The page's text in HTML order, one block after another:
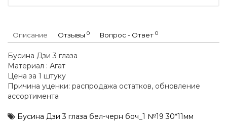
Описание Отзывы 0 Вопрос - Ответ 0
Бусина Дзи 3 глаза
Материал : Агат
Цена за 1 штуку
Причина уценки: распродажа остатков, обновление
ассортимента
Бусина Дзи 3 глаза бел-черн боч_1 №19 30*11мм